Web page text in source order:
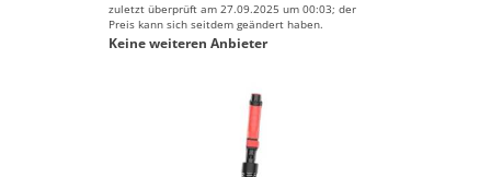
zuletzt überprüft am 27.09.2025 um 00:03; der
Preis kann sich seitdem geändert haben.
Keine weiteren Anbieter